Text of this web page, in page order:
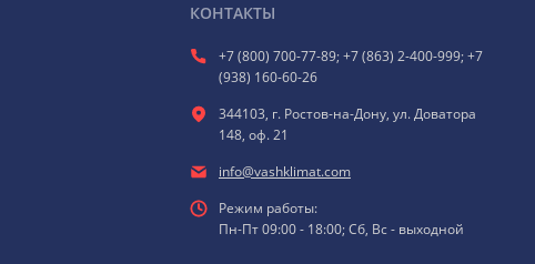
КОНТАКТЫ
+7 (800) 700-77-89; +7 (863) 2-400-999; +7
(938) 160-60-26
344103, г. Ростов-на-Дону, ул. Доватора
148, оф. 21
info@vashklimat.com
Режим работы:
Пн-Пт 09:00 - 18:00; Сб, Вс - выходной